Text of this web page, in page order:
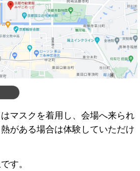
マスクを着用し、会場へ来られ
がある場合は体験していただけ
す。